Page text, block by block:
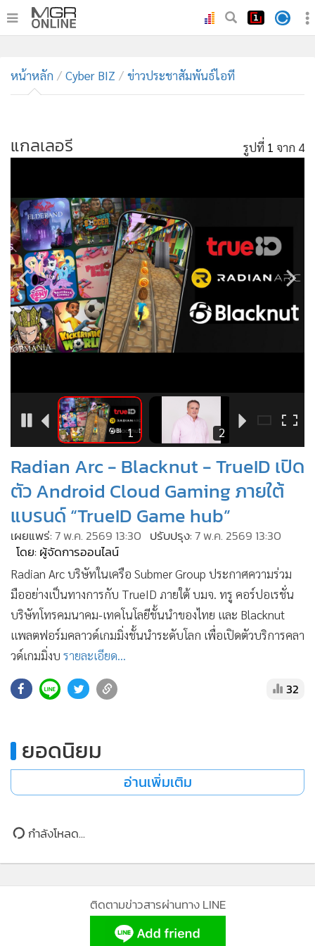
• ทันเหตุการณ์
• ภาคใต้
• Online Section
• บันเทิง
• คอลัมนิสต์
• ละคร
• CbizReview
• Cyber BIZ
• ผู้จัดกวน
• Good health & Well-being
• Green Innovation & SD
Infographic
การเมือง
• ท่องเที่ยว
• กีฬา
• ต่างประเทศ
• Special Scoop
• เศรษฐกิจ-ธุรกิจ
จีน
• ชุมชน-คุณภาพชีวิต
• อาชญากรรม
• Motoring
• เกม
• วิทยาศาสตร์
• SMEs
กองทุนรวม
• Celeb Online
• Factcheck
• News1
• Gotomanager
Radian Arc - Blacknut - TrueID เปิด
ตัว Android Cloud Gaming ภายใต้
แบรนด์ “TrueID Game hub”
เผยแพร่:7 พ.ค. 2569 13:30ปรับปรุง: 7 พ.ค. 2569 13:30
โดย: ผู้จัดการออนไลน์
Radian Arc บริษัทในเครือ Submer Group ประกาศความร่วม
มืออย่างเป็นทางการกับ TrueID ภายใต้ บมจ. ทรู คอร์ปอเรชั่น
บริษัทโทรคมนาคม-เทคโนโลยีชั้นนำของไทย และ Blacknut
แพลตฟอร์มคลาวด์เกมมิ่งชั้นนำระดับโลก เพื่อเปิดตัวบริการคลา
วด์เกมมิ่งบรายละเอียด...
กำลังโหลด...
หน้าหลัก ข่าวประชาสัมพันธ์ไอที
แกลเลอรี
4 1 2
MGR Online Application